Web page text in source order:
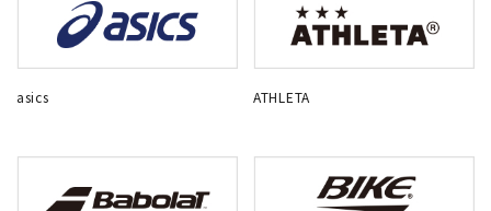
asics ATHLETA